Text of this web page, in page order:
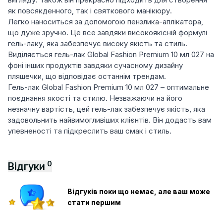
як повсякденного, так і святкового манікюру.
Легко наноситься за допомогою пензлика-аплікатора,
що дуже зручно. Це все завдяки високоякісній формулі
гель-лаку, яка забезпечує високу якість та стиль.
Виділяється гель-лак Global Fashion Premium 10 мл 027 на
фоні інших продуктів завдяки сучасному дизайну
пляшечки, що відповідає останнім трендам.
Гель-лак Global Fashion Premium 10 мл 027 – оптимальне
поєднання якості та стилю. Незважаючи на його
незначну вартість, цей гель-лак забезпечує якість, яка
задовольнить найвимогливіших клієнтів. Він додасть вам
упевненості та підкреслить ваш смак і стиль.
Відгуки 0
Відгуків поки що немає, але ваш може
стати першим